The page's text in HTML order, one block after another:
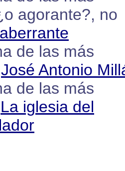
agorante?, no
de las más
José Antonio
de las más
La iglesia del